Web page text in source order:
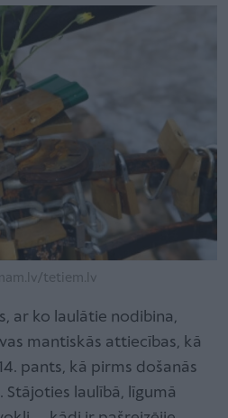
tetiem.lv
ar ko laulātie nodibina,
mantiskās attiecības, kā
pants, kā pirms došanās
Stājoties laulībā, līgumā